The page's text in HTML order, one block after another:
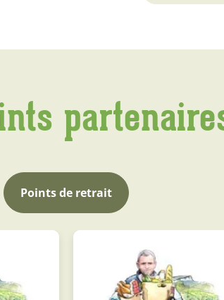
Points de retrait